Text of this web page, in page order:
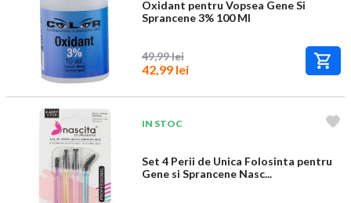
Oxidant pentru Vopsea Gene Si
Sprancene 3% 100 Ml
49,99 lei
42,99 lei
IN STOC
Set 4 Perii de Unica Folosinta pentru
Gene si Sprancene Nasc...